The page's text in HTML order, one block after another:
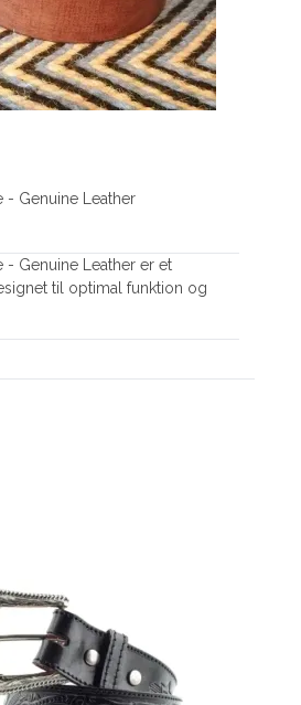
Genuine Leather
Genuine Leather er et
til optimal funktion og